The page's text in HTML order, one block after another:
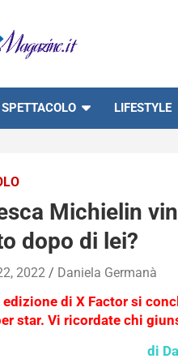
SPETTACOLO LIFESTYLE
Michielin
dopo di lei?
2022 Daniela Germanà
edizione di X Factor si
star. Vi ricordate chi
di